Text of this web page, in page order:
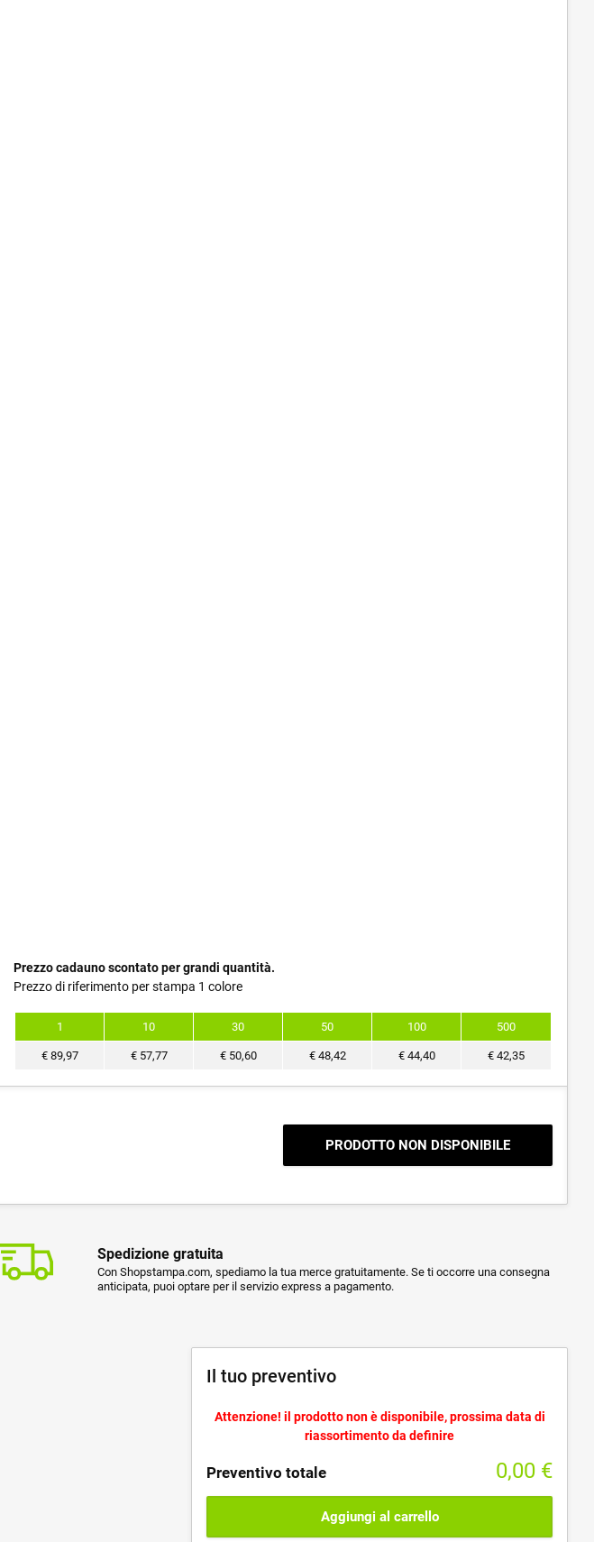
Prezzo cadauno scontato per grandi quantità.
Prezzo di riferimento per stampa 1 colore
1 10 30 50 100 500
€ 89,97 € 57,77 € 50,60 € 48,42 € 44,40 € 42,35
PRODOTTO NON DISPONIBILE
Spedizione gratuita
Con Shopstampa.com, spediamo la tua merce gratuitamente. Se ti occorre una consegna
anticipata, puoi optare per il servizio express a pagamento.
Il tuo preventivo
Attenzione! il prodotto non è disponibile, prossima data di
riassortimento da definire
Preventivo totale 0,00 €
Aggiungi al carrello